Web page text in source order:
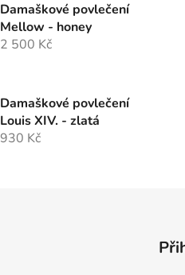
Damaškové povlečení
Mellow - honey
2 500 Kč
Damaškové povlečení
Louis XIV. - zlatá
930 Kč